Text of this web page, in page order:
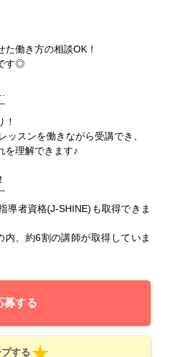
働き方の相談OK！
す◎
！
ッスンを働きながら受講でき、
を理解できます♪
導者資格(J-SHINE)も取得できま
、約6割の講師が取得していま
募する
する